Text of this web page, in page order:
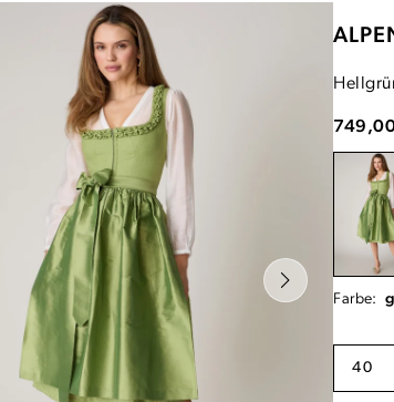
Farbe:
40